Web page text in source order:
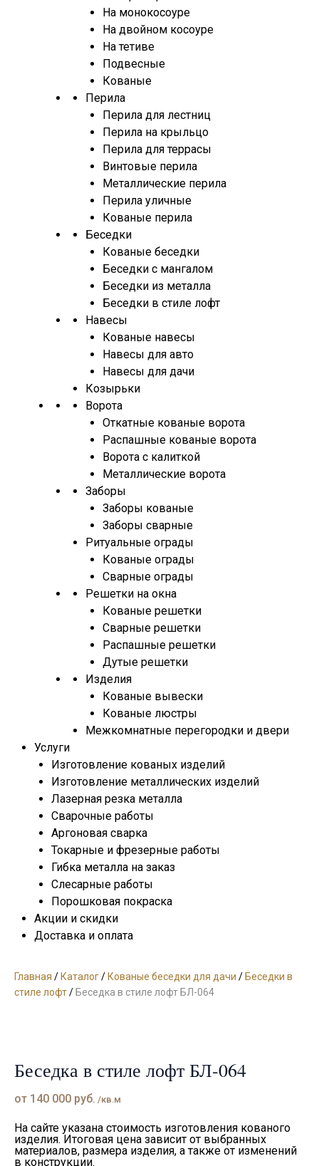
На монокосоуре
На двойном косоуре
На тетиве
Подвесные
Кованые
Перила
Перила для лестниц
Перила на крыльцо
Перила для террасы
Винтовые перила
Металлические перила
Перила уличные
Кованые перила
Беседки
Кованые беседки
Беседки с мангалом
Беседки из металла
Беседки в стиле лофт
Навесы
Кованые навесы
Навесы для авто
Навесы для дачи
Козырьки
Ворота
Откатные кованые ворота
Распашные кованые ворота
Ворота с калиткой
Металлические ворота
Заборы
Заборы кованые
Заборы сварные
Ритуальные ограды
Кованые ограды
Сварные ограды
Решетки на окна
Кованые решетки
Сварные решетки
Распашные решетки
Дутые решетки
Изделия
Кованые вывески
Кованые люстры
Межкомнатные перегородки и двери
Услуги
Изготовление кованых изделий
Изготовление металлических изделий
Лазерная резка металла
Сварочные работы
Аргоновая сварка
Токарные и фрезерные работы
Гибка металла на заказ
Слесарные работы
Порошковая покраска
Акции и скидки
Доставка и оплата
Главная /Каталог/Кованые беседки для дачи /Беседки в
стиле лофт/Беседка в стиле лофт БЛ-064
Беседка в стиле лофт БЛ-064
от 140 000 руб. /кв.м
На сайте указана стоимость изготовления кованого
изделия. Итоговая цена зависит от выбранных
материалов, размера изделия, а также от изменений
в конструкции.